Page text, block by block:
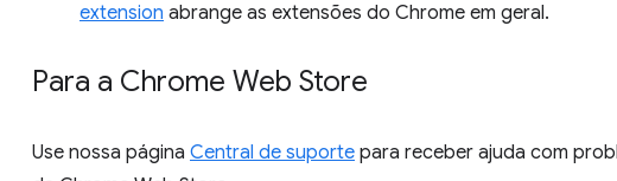
extension abrange as extensões do Chrome em geral.
Para a Chrome Web Store
Use nossa página Central de suporte para receber ajuda com